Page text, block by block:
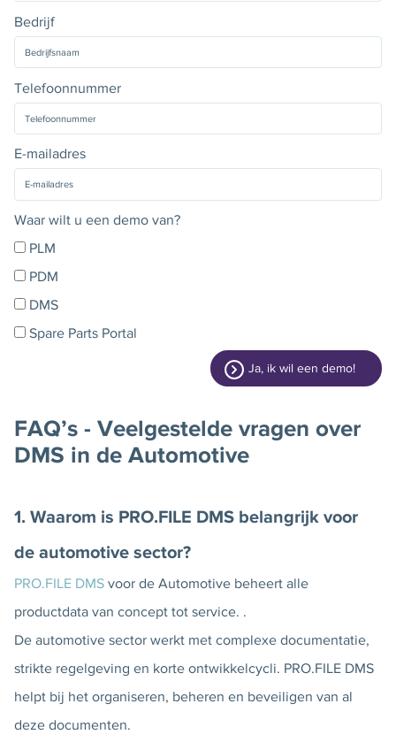
Bedrijf
Telefoonnummer
E-mailadres
Waar wilt u een demo van?
PLM
PDM
DMS
Spare Parts Portal
Ja, ik wil een demo!
FAQ’s - Veelgestelde vragen over
DMS in de Automotive
1. Waarom is PRO.FILE DMS belangrijk voor
de automotive sector?
PRO.FILE DMS voor de Automotive beheert alle
productdata van concept tot service. .
De automotive sector werkt met complexe documentatie,
strikte regelgeving en korte ontwikkelcycli. PRO.FILE DMS
helpt bij het organiseren, beheren en beveiligen van al
deze documenten.